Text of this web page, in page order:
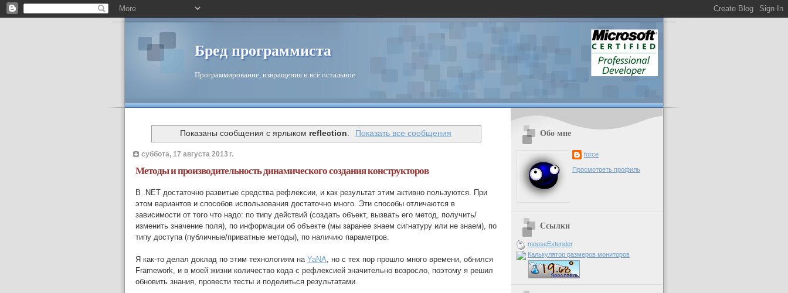
Бред программиста
Программирование, извращения и всё остальное
Показаны сообщения с ярлыком reflection Показать все сообщения
суббота, 17 августа 2013 г.
Методы и производительность динамического создания конструкторов
В .NET достаточно развитые средства рефлексии, и как результат этим активно пользуются. При
этом вариантов и способов использования достаточно много. Эти способы отличаются в
зависимости от того что надо: по типу действий (создать объект, вызвать его метод, получить/
изменить значение поля), по информации об объекте (мы заранее знаем сигнатуру или не знаем), по
типу доступа (публичные/приватные методы), по наличию параметров.
Я как-то делал доклад по этим технологиям на YaNA , но с тех пор прошло много времени, обнился
Framework, и в моей жизни количество кода с рефлексией значительно возросло, поэтому я решил
обновить знания, провести тесты и поделиться результатами.
Обо мне
force
Просмотреть профиль
Ссылки
mouseExtender
Калькулятор размеров мониторов